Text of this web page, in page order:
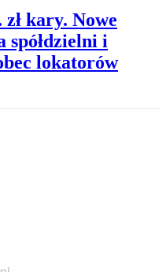
kary. Nowe
spółdzielni i
lokatorów